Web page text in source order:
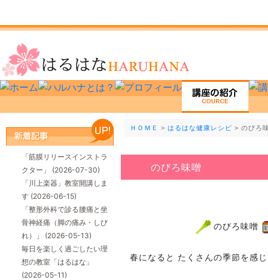
ＨＯＭＥ > はるはな健康レシピ > のびろ
のびろ味噌
のびろ味噌
春になると たくさんの季節を感
「筋膜リリースインストラ
クター」 (2026-07-30)
「川上楽器」教室開講しま
す (2026-06-15)
「整形外科で診る腰痛と坐
骨神経痛（脚の痛み・しび
れ）」 (2026-05-13)
毎日を楽しく過ごしたい理
想の教室「はるはな」
(2026-05-11)